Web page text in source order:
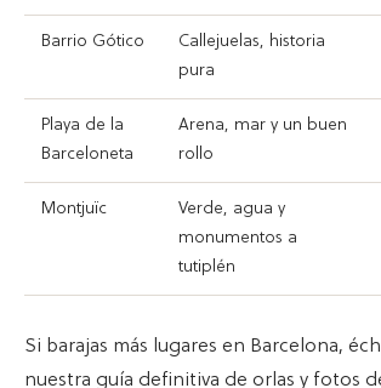
Barrio Gótico
Callejuelas, historia
pura
Playa de la
Barceloneta
Arena, mar y un buen
rollo
Montjuïc
Verde, agua y
monumentos a
tutiplén
Si barajas más lugares en Barcelona,
nuestra guía definitiva de orlas y fotos